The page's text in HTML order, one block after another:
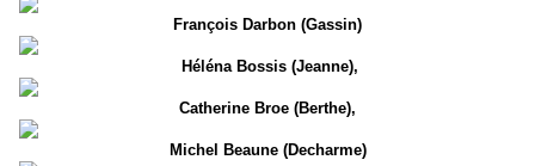
François Darbon (Gassin)
Héléna Bossis (Jeanne),
Catherine Broe (Berthe),
Michel Beaune (Decharme)